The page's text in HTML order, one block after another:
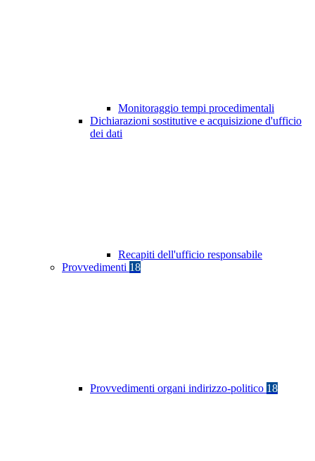
Monitoraggio tempi procedimentali
Dichiarazioni sostitutive e acquisizione d'ufficio
dei dati
Recapiti dell'ufficio responsabile
Provvedimenti 18
Provvedimenti organi indirizzo-politico 18